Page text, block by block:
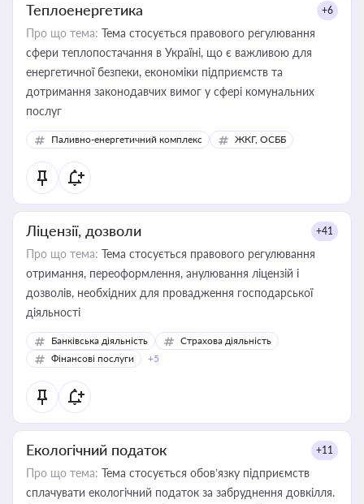
Теплоенергетика +6
Про що тема: Тема стосується правового регулювання
сфери теплопостачання в Україні, що є важливою для
енергетичної безпеки, економіки підприємств та
дотримання законодавчих вимог у сфері комунальних
послуг
Паливно-енергетичний комплекс ЖКГ, ОСББ
Ліцензії, дозволи +41
Про що тема: Тема стосується правового регулювання
отримання, переоформлення, анулювання ліцензій і
дозволів, необхідних для провадження господарської
діяльності
Банківська діяльність
Страхова діяльність
Фінансові послуги
+5
Екологічний податок +11
Про що тема: Тема стосується обов’язку підприємств
сплачувати екологічний податок за забруднення довкілля.